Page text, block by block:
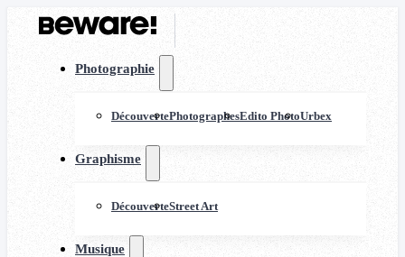
Photographie
DécouvertePhotographesEdito PhotoUrbex
Graphisme
DécouverteStreet Art
Musique